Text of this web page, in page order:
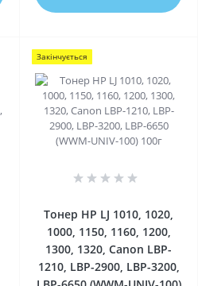
Закінчується
Тонер HP LJ 1010, 1020,
1000, 1150, 1160, 1200,
1300, 1320, Canon LBP-
1210, LBP-2900, LBP-3200,